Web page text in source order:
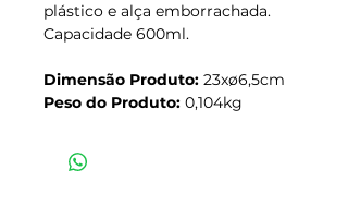
plástico e alça emborrachada.
Capacidade 600ml.
Dimensão Produto: 23xø6,5cm
Peso do Produto: 0,104kg